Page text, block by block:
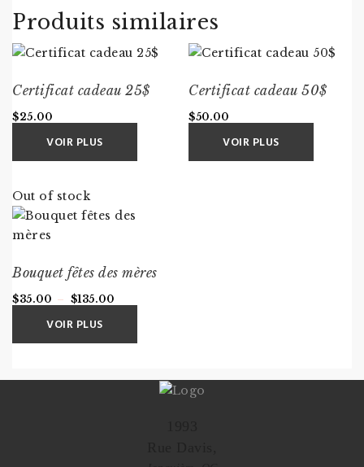
La
fabrique
nordique
Produits similaires
Certificat cadeau 25$
$25.00
VOIR PLUS
Certificat cadeau 50$
$50.00
VOIR PLUS
Out of stock
Bouquet fêtes des mères
$35.00 – $135.00Plage
VOIR PLUS